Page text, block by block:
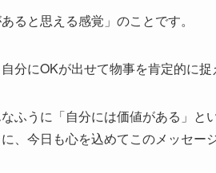
ると思える感覚」のことです。
分にOKが出せて物事を肯定的に捉
ふうに「自分には価値がある」と
、今日も心を込めてこのメッセー